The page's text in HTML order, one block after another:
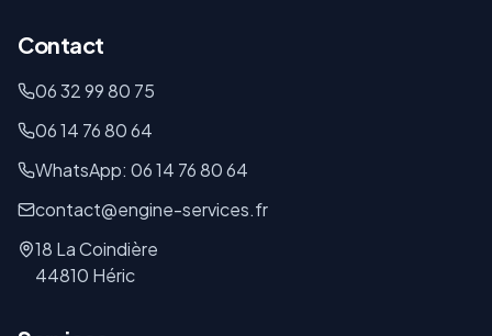
Contact
06 32 99 80 75
06 14 76 80 64
WhatsApp: 06 14 76 80 64
contact@engine-services.fr
18 La Coindière
44810 Héric